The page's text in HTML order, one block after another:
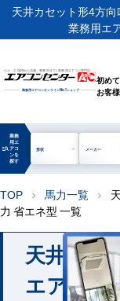
天井カセット形4方
業務用エ
ビル・工場用から店舗・事務所まで | 業務用エアコン専門店
業務用エアコンオンラインNo.1ショップ
初め
お客
manage_search
業務
用エ
アコ
ンを
探す
形状 メーカー
TOP chevron_right 馬力一覧 chevron_right
力 省エネ型 一覧
天井カセ
エアコン